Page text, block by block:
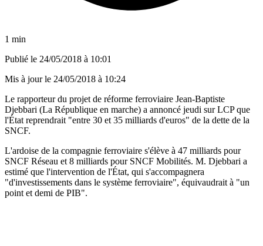
1 min
Publié le 24/05/2018 à 10:01
Mis à jour le 24/05/2018 à 10:24
Le rapporteur du projet de réforme ferroviaire Jean-Baptiste
Djebbari (La République en marche) a annoncé jeudi sur LCP que
l'État reprendrait "entre 30 et 35 milliards d'euros" de la dette de la
SNCF.
L'ardoise de la compagnie ferroviaire s'élève à 47 milliards pour
SNCF Réseau et 8 milliards pour SNCF Mobilités. M. Djebbari a
estimé que l'intervention de l'État, qui s'accompagnera
"d'investissements dans le système ferroviaire", équivaudrait à "un
point et demi de PIB".